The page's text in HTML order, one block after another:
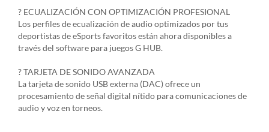
? ECUALIZACIÓN CON OPTIMIZACIÓN PROFESIONAL
Los perfiles de ecualización de audio optimizados por tus
deportistas de eSports favoritos están ahora disponibles a
través del software para juegos G HUB.
? TARJETA DE SONIDO AVANZADA
La tarjeta de sonido USB externa (DAC) ofrece un
procesamiento de señal digital nítido para comunicaciones de
audio y voz en torneos.